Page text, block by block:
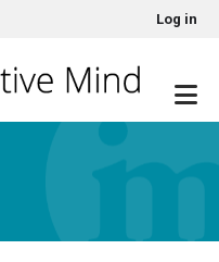
User account menuLog in